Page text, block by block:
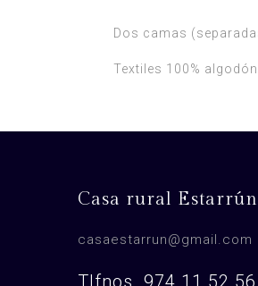
Dos camas
Textiles 100% algodón
Casa rural Estarrún
casaestarrun@gmail.com
Tlfnos. 974 11 52